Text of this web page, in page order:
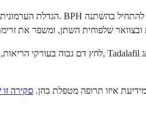
איזו תרופה מטפלת בהן. סקירה